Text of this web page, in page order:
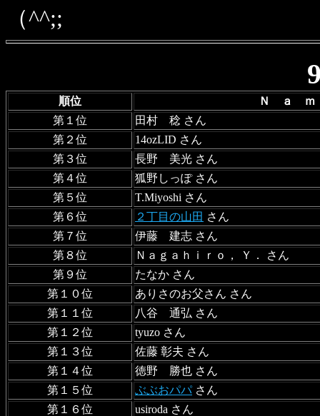
（^^;;
順位
Ｎ ａ
第１位
田村 稔 さん
第２位
14ozLID さん
第３位
長野 美光 さん
第４位
狐野しっぽ さん
第５位
T.Miyoshi さん
第６位
２丁目の山田 さん
第７位
伊藤 建志 さん
第８位
Ｎａｇａｈｉｒｏ， Ｙ． さん
第９位
たなか さん
第１０位
ありさのお父さん さん
第１１位
八谷 通弘 さん
第１２位
tyuzo さん
第１３位
佐藤 彰夫 さん
第１４位
徳野 勝也 さん
第１５位
ぶぶおパパさん
第１６位
usiroda さん